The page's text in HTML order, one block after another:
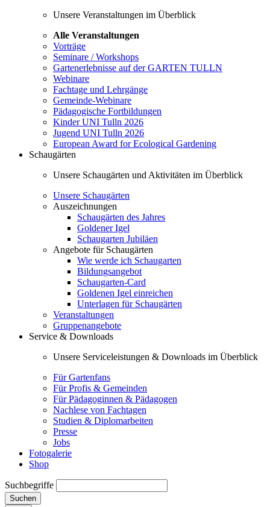
Unsere Veranstaltungen im Überblick
Alle Veranstaltungen
Vorträge
Seminare / Workshops
Gartenerlebnisse auf der GARTEN TULLN
Webinare
Fachtage und Lehrgänge
Gemeinde-Webinare
Pädagogische Fortbildungen
Kinder UNI Tulln 2026
Jugend UNI Tulln 2026
European Award for Ecological Gardening
Schaugärten
Unsere Schaugärten und Aktivitäten im Überblick
Unsere Schaugärten
Auszeichnungen
Schaugärten des Jahres
Goldener Igel
Schaugarten Jubiläen
Angebote für Schaugärten
Wie werde ich Schaugarten
Bildungsangebot
Schaugarten-Card
Goldenen Igel einreichen
Unterlagen für Schaugärten
Veranstaltungen
Gruppenangebote
Service & Downloads
Unsere Serviceleistungen & Downloads im Überblick
Für Gartenfans
Für Profis & Gemeinden
Für Pädagoginnen & Pädagogen
Nachlese von Fachtagen
Studien & Diplomarbeiten
Presse
Jobs
Fotogalerie
Shop
Suchbegriffe
Suchen